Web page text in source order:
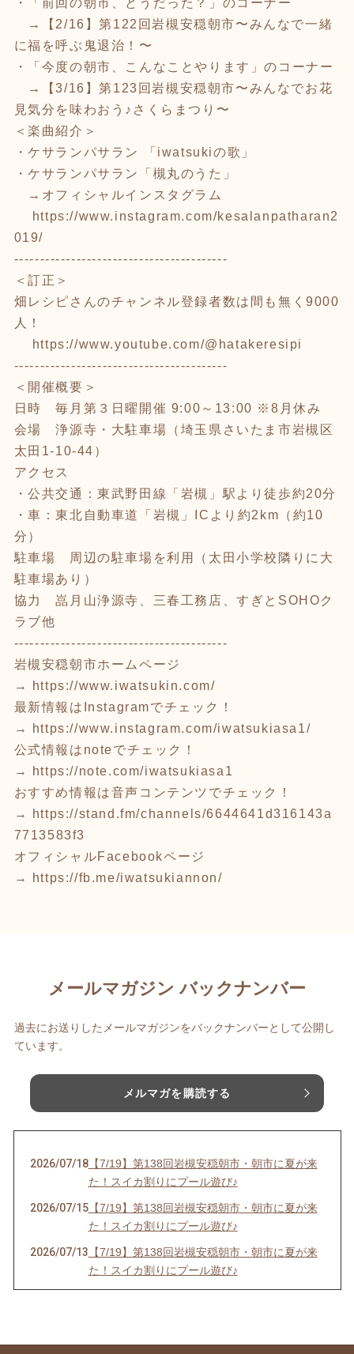
・「前回の朝市、どうだった？」のコーナー
→【2/16】第122回岩槻安穏朝市〜みんなで一緒
に福を呼ぶ鬼退治！〜
・「今度の朝市、こんなことやります」のコーナー
→【3/16】第123回岩槻安穏朝市〜みんなでお花
見気分を味わおう♪さくらまつり〜
＜楽曲紹介＞
・ケサランパサラン 「iwatsukiの歌」
・ケサランパサラン「槻丸のうた」
→オフィシャルインスタグラム
https://www.instagram.com/kesalanpatharan2
019/
-----------------------------------------
＜訂正＞
畑レシピさんのチャンネル登録者数は間も無く9000
人！
https://www.youtube.com/@hatakeresipi
-----------------------------------------
＜開催概要＞
日時 毎月第３日曜開催 9:00～13:00 ※8月休み
会場 浄源寺・大駐車場（埼玉県さいたま市岩槻区
太田1-10-44）
アクセス
・公共交通：東武野田線「岩槻」駅より徒歩約20分
・車：東北自動車道「岩槻」ICより約2km（約10
分）
駐車場 周辺の駐車場を利用（太田小学校隣りに大
駐車場あり）
協力 嵓月山浄源寺、三春工務店、すぎとSOHOク
ラブ他
-----------------------------------------
岩槻安穏朝市ホームページ
→
https://www.iwatsukin.com/
最新情報はInstagramでチェック！
→
https://www.instagram.com/iwatsukiasa1/
公式情報はnoteでチェック！
→
https://note.com/iwatsukiasa1
おすすめ情報は音声コンテンツでチェック！
→
https://stand.fm/channels/6644641d316143a
7713583f3
オフィシャルFacebookページ
→
https://fb.me/iwatsukiannon/
メールマガジン バックナンバー
過去にお送りしたメールマガジンをバックナンバーとして公開し
ています。
メルマガを購読する
2026/07/18【7/19】第138回岩槻安穏朝市・朝市に夏が来
た！スイカ割りにプール遊び♪
2026/07/15【7/19】第138回岩槻安穏朝市・朝市に夏が来
た！スイカ割りにプール遊び♪
2026/07/13 【7/19】第138回岩槻安穏朝市・朝市に夏が来
た！スイカ割りにプール遊び♪